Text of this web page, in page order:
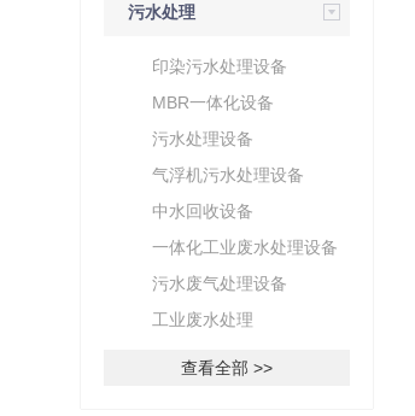
污水处理
印染污水处理设备
MBR一体化设备
污水处理设备
气浮机污水处理设备
中水回收设备
一体化工业废水处理设备
污水废气处理设备
工业废水处理
查看全部 >>